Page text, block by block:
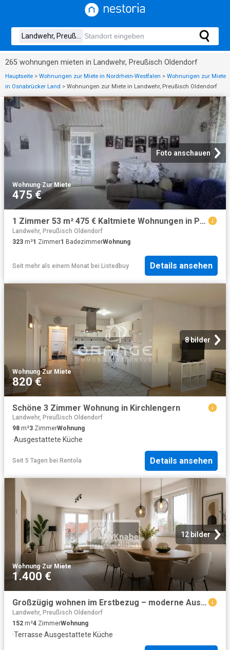
265 wohnungen mieten in Landwehr, Preußisch Oldendorf
Hauptseite > Wohnungen zur Miete in Nordrhein-Westfalen > Wohnungen zur Miete
in Osnabrücker Land > Wohnungen zur Miete in Landwehr, Preußisch Oldendorf
Foto anschauen
Wohnung·Zur Miete
475 €
1 Zimmer 53 m² 475 € Kaltmiete Wohnungen in Preußisch Old.
Landwehr, Preußisch Oldendorf
323 m²1 Zimmer1 BadezimmerWohnung
Seit mehr als einem Monat bei Listedbuy Details ansehen
8 bilder
Wohnung·Zur Miete
820 €
Schöne 3 Zimmer Wohnung in Kirchlengern
Landwehr, Preußisch Oldendorf
98 m²3 ZimmerWohnung
·Ausgestattete Küche
Seit 5 Tagen bei Rentola Details ansehen
12 bilder
Wohnung·Zur Miete
1.400 €
Großzügig wohnen im Erstbezug – moderne Ausstattung und traumhafte Dachterrasse
Landwehr, Preußisch Oldendorf
152 m²4 ZimmerWohnung
·Terrasse·Ausgestattete Küche